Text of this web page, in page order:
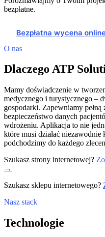
bezpłatne.
Bezpłatna wycena
O nas
Dlaczego ATP
Mamy doświadczenie w
medycznego i turystycznego –
gospodarki. Zapewniamy
bezpieczeństwo danych
wdrożeniu. Aplikacja to nie
które musi działać niezawodnie
podchodzimy do każdego
Szukasz strony internetowej?
→
Szukasz sklepu internetowego?
Nasz stack
Technologie